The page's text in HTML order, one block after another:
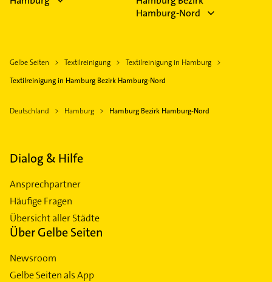
Hamburg-Nord
Gelbe Seiten Textilreinigung
Textilreinigung in Hamburg
Textilreinigung in Hamburg Bezirk Hamburg-Nord
Deutschland Hamburg Hamburg Bezirk Hamburg-Nord
Dialog & Hilfe
Ansprechpartner
Häufige Fragen
Übersicht aller Städte
Über Gelbe Seiten
Newsroom
Gelbe Seiten als App